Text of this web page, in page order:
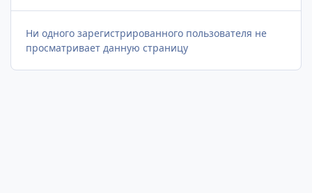
Ни одного зарегистрированного пользователя не
просматривает данную страницу